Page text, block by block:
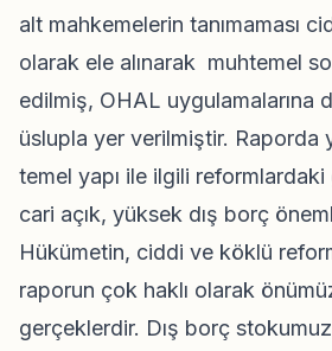
alt mahkemelerin tanımaması
olarak ele alınarak muhtemel
edilmiş, OHAL uygulamalarına
üslupla yer verilmiştir. Raporda
temel yapı ile ilgili
cari açık, yüksek dış borç
Hükümetin, ciddi ve köklü
raporun çok haklı olarak
gerçeklerdir. Dış borç